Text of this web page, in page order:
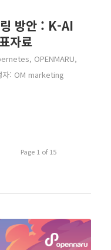
방안 : K-AI
자료
, OPENMARU,
자: OM marketing
Page 1 of 15